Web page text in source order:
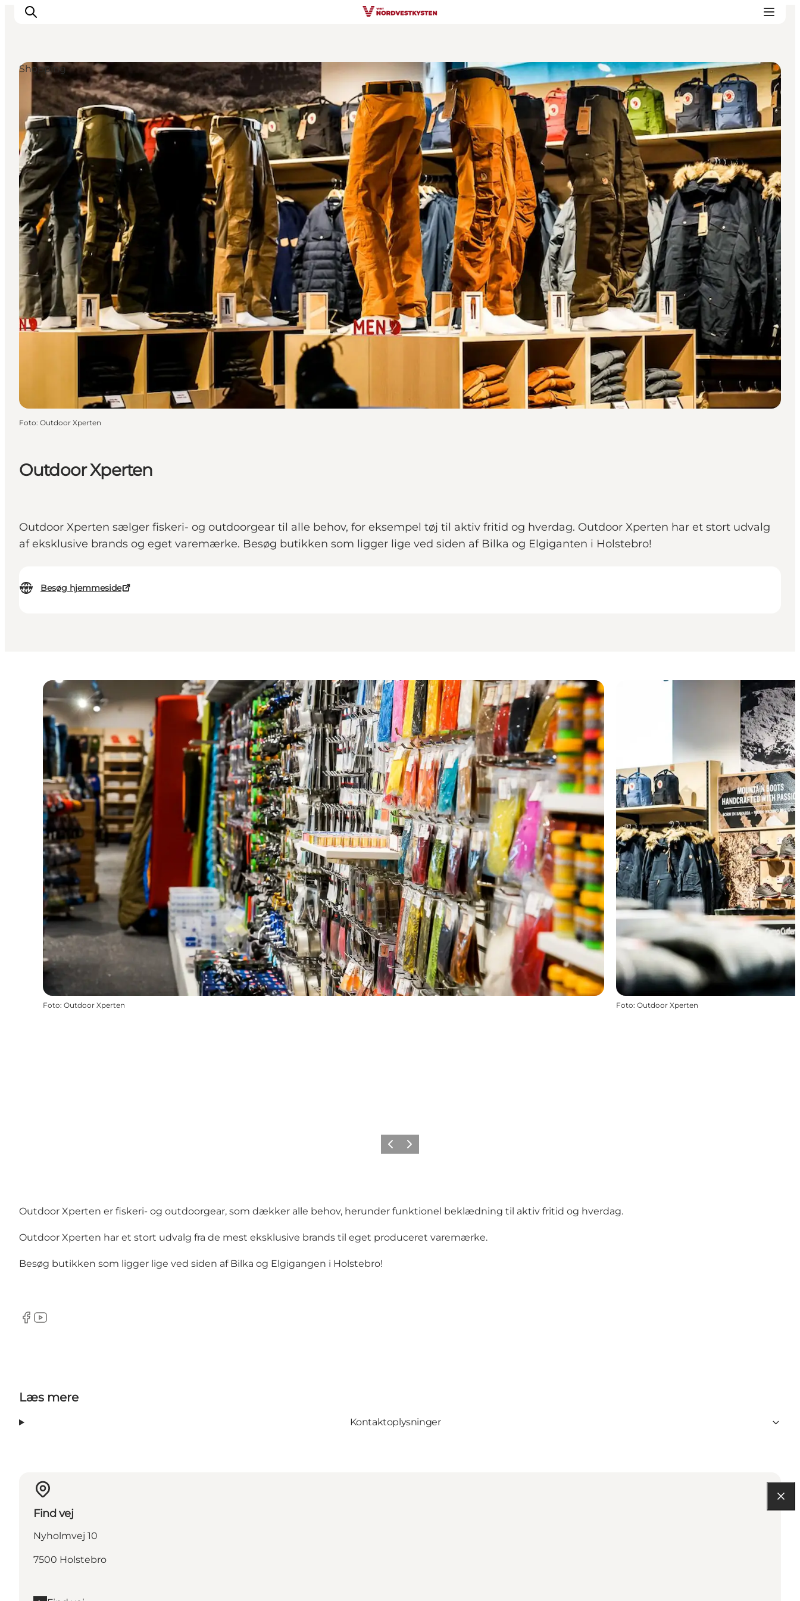
Feriesteder
Inspiration
Handicapvenlig ferie
Events
Overnatning
Planlæg din ferie
Outdoor Xperten
Outdoor Xperten sælger fiskeri- og outdoorgear til alle behov, for eksempel tøj til aktiv fritid og hverdag. Outdoor Xperten har et stort udvalg
af eksklusive brands og eget varemærke. Besøg butikken som ligger lige ved siden af Bilka og Elgiganten i Holstebro!
Besøg hjemmeside
Shopping
Foto: Outdoor Xperten
Foto: Outdoor Xperten Foto: Outdoor Xperten
ForrigeNæste
Outdoor Xperten er fiskeri- og outdoorgear, som dækker alle behov, herunder funktionel beklædning til aktiv fritid og hverdag.
Outdoor Xperten har et stort udvalg fra de mest eksklusive brands til eget produceret varemærke.
Besøg butikken som ligger lige ved siden af Bilka og Elgigangen i Holstebro!
Facebook
YouTube
Læs mere
Kontaktoplysninger
Find vej
Nyholmvej 10
7500 Holstebro